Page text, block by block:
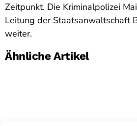
Zeitpunkt. Die Kriminalpolizei
Leitung der Staatsanwaltschaft
weiter.
Ähnliche Artikel